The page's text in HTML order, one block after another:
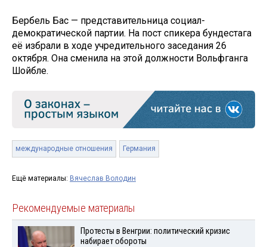
Бербель Бас — представительница социал-
демократической партии. На пост спикера бундестага
её избрали в ходе учредительного заседания 26
октября. Она сменила на этой должности Вольфганга
Шойбле.
международные отношения Германия
Ещё материалы: Вячеслав Володин
Рекомендуемые материалы
Протесты в Венгрии: политический кризис
набирает обороты